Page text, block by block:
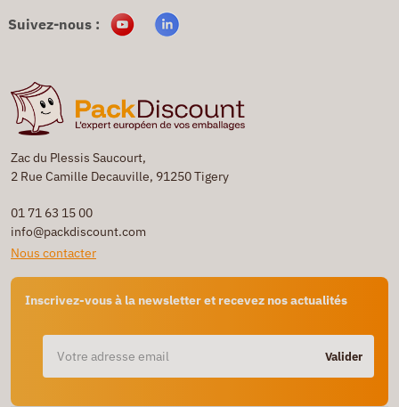
Zac du Plessis Saucourt,
2 Rue Camille Decauville, 91250 Tigery
01 71 63 15 00
info@packdiscount.com
Nous contacter
Inscrivez-vous à la newsletter et recevez nos actualités
Valider
Suivez-nous :